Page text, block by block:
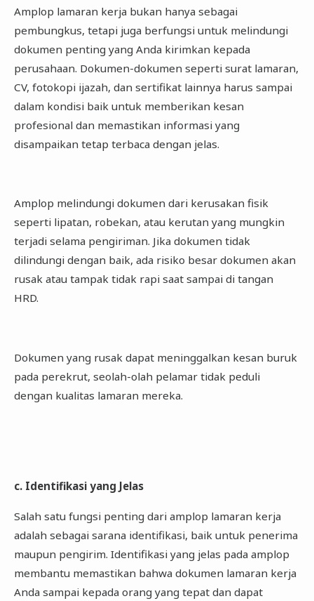
Amplop lamaran kerja bukan hanya sebagai
pembungkus, tetapi juga berfungsi untuk melindungi
dokumen penting yang Anda kirimkan kepada
perusahaan. Dokumen-dokumen seperti surat lamaran,
CV, fotokopi ijazah, dan sertifikat lainnya harus sampai
dalam kondisi baik untuk memberikan kesan
profesional dan memastikan informasi yang
disampaikan tetap terbaca dengan jelas.
Amplop melindungi dokumen dari kerusakan fisik
seperti lipatan, robekan, atau kerutan yang mungkin
terjadi selama pengiriman. Jika dokumen tidak
dilindungi dengan baik, ada risiko besar dokumen akan
rusak atau tampak tidak rapi saat sampai di tangan
HRD.
Dokumen yang rusak dapat meninggalkan kesan buruk
pada perekrut, seolah-olah pelamar tidak peduli
dengan kualitas lamaran mereka.
c. Identifikasi yang Jelas
Salah satu fungsi penting dari amplop lamaran kerja
adalah sebagai sarana identifikasi, baik untuk penerima
maupun pengirim. Identifikasi yang jelas pada amplop
membantu memastikan bahwa dokumen lamaran kerja
Anda sampai kepada orang yang tepat dan dapat